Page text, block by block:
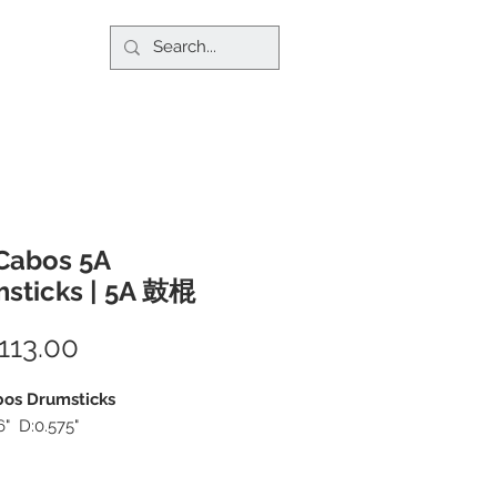
5A
| 5A 鼓棍
格
Drumsticks
D:0.575"